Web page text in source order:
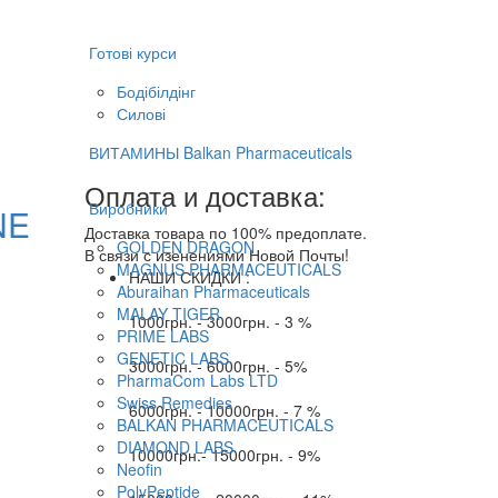
Готові курси
Бодібілдінг
Силові
ВИТАМИНЫ Balkan Pharmaceuticals
Виробники
GOLDEN DRAGON
MAGNUS PHARMACEUTICALS
Aburaihan Pharmaceuticals
MALAY TIGER
PRIME LABS
GENETIC LABS
PharmaCom Labs LTD
Swiss Remedies
BALKAN PHARMACEUTICALS
DIAMOND LABS
Neofin
PolyPeptide
Оплата и доставка:
Доставка товара по 100% предоплате.
В связи с изенениями Новой Почты!
НАШИ СКИДКИ :
1000грн. - 3000грн. - 3 %
3000грн. - 6000грн. - 5%
6000грн. - 10000грн. - 7 %
10000грн.- 15000грн. - 9%